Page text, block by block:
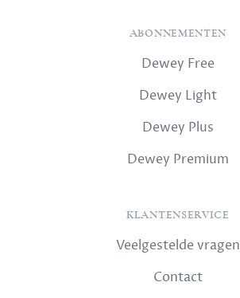
ABONNEMENTEN
Dewey Free
Dewey Light
Dewey Plus
Dewey Premium
KLANTENSERVICE
Veelgestelde vragen
Contact